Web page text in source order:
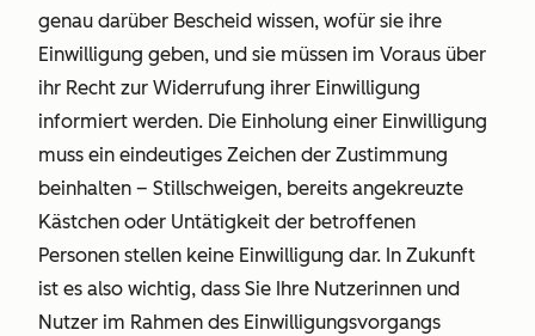
genau darüber Bescheid wissen, wofür sie ihre
Einwilligung geben, und sie müssen im Voraus über
ihr Recht zur Widerrufung ihrer Einwilligung
informiert werden. Die Einholung einer Einwilligung
muss ein eindeutiges Zeichen der Zustimmung
beinhalten – Stillschweigen, bereits angekreuzte
Kästchen oder Untätigkeit der betroffenen
Personen stellen keine Einwilligung dar. In Zukunft
ist es also wichtig, dass Sie Ihre Nutzerinnen und
Nutzer im Rahmen des Einwilligungsvorgangs